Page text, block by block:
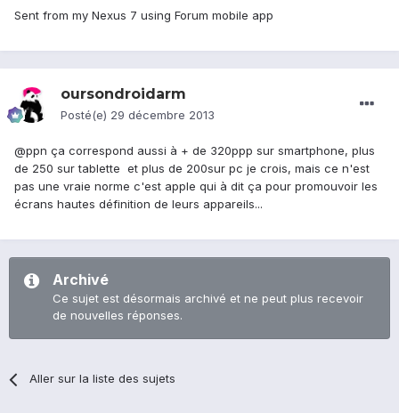
Sent from my Nexus 7 using Forum mobile app
oursondroidarm
Posté(e) 29 décembre 2013
@ppn ça correspond aussi à + de 320ppp sur smartphone, plus
de 250 sur tablette et plus de 200sur pc je crois, mais ce n'est
pas une vraie norme c'est apple qui à dit ça pour promouvoir les
écrans hautes définition de leurs appareils...
Archivé
Ce sujet est désormais archivé et ne peut plus recevoir
de nouvelles réponses.
Aller sur la liste des sujets